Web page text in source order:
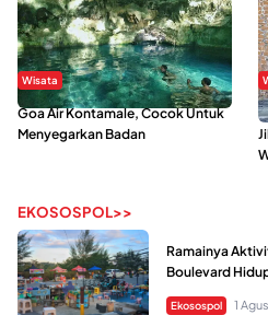
Wisata
Goa Air Kontamale, Cocok Untuk
Menyegarkan Badan
EKOSOSPOL>>
Ramainya
Boulevard
Ekosospol 1